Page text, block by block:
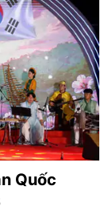
Quốc